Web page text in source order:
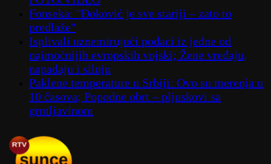
Fonseka: "Đoković je sve stariji – zato to
predlaže"
Isplivali uznemirujući podaci iz jedne od
najmoćnijih evropskih vojski; Žene vređaju,
napadaju i siluju
Paklene temperature u Srbiji: Ovo su merenja u
10 časova; Popodne obrt – pljuskovi sa
grmljavinom